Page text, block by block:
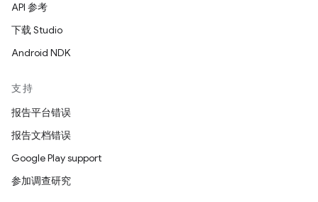
API 参考
下载 Studio
Android NDK
支持
报告平台错误
报告文档错误
Google Play support
参加调查研究